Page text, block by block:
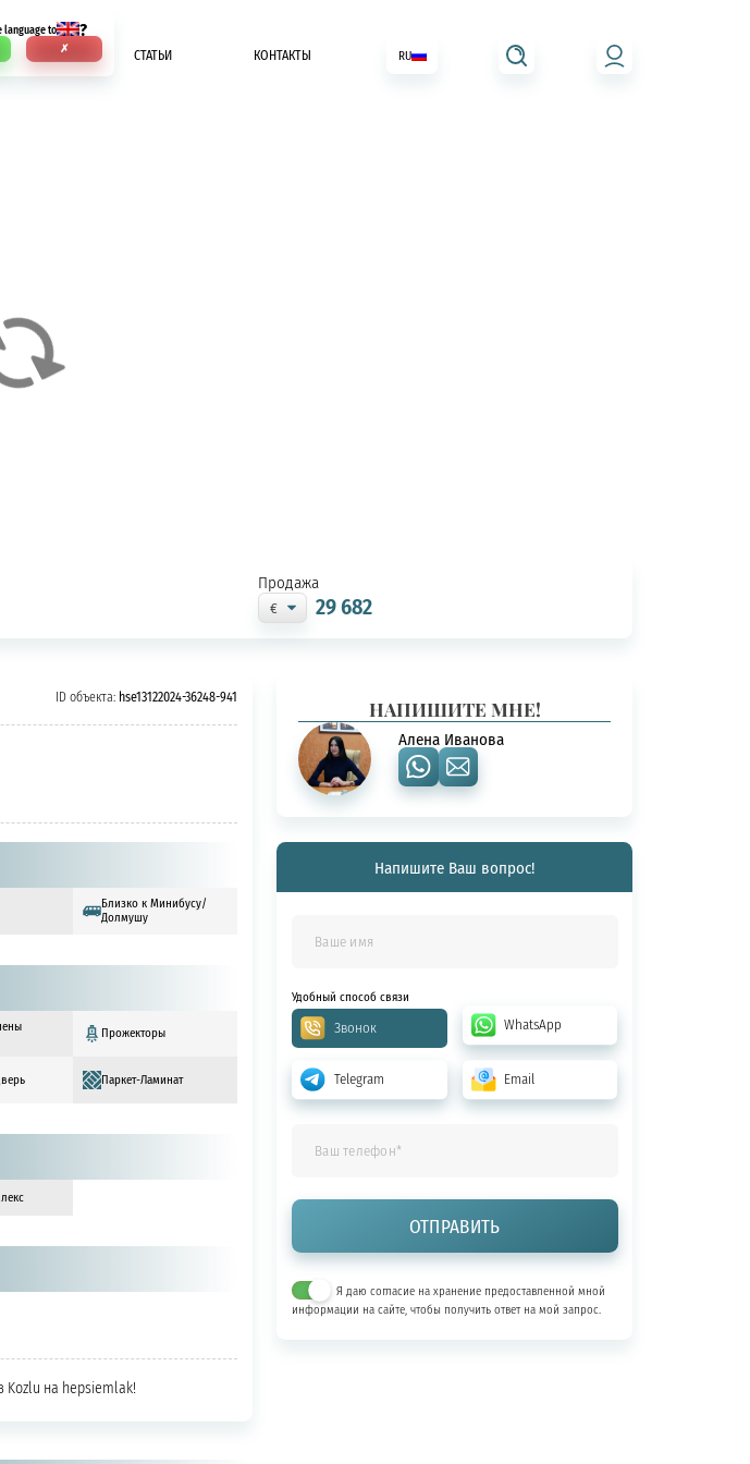
language to ?
✗
ОПЛАТА СТАТЬИ КОНТАКТЫ RU
Продажа
29 682
ID объекта: hse13122024-36248-941
Близко к Минибусу/
Долмушу
Прожекторы
Паркет-Ламинат
Kozlu на hepsiemlak!
НАПИШИТЕ МНЕ!
Алена Иванова
Напишите Ваш вопрос!
Удобный способ связи
Звонок WhatsApp
Telegram Email
Я даю согласие на хранение предоставленной мной
информации на сайте, чтобы получить ответ на мой запрос.